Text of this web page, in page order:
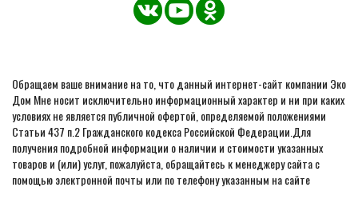
Обращаем ваше внимание на то, что данный интернет-сайт компании Эко
Дом Мне носит исключительно информационный характер и ни при каких
условиях не является публичной офертой, определяемой положениями
Статьи 437 п.2 Гражданского кодекса Российской Федерации.Для
получения подробной информации о наличии и стоимости указанных
товаров и (или) услуг, пожалуйста, обращайтесь к менеджеру сайта с
помощью электронной почты или по телефону указанным на сайте